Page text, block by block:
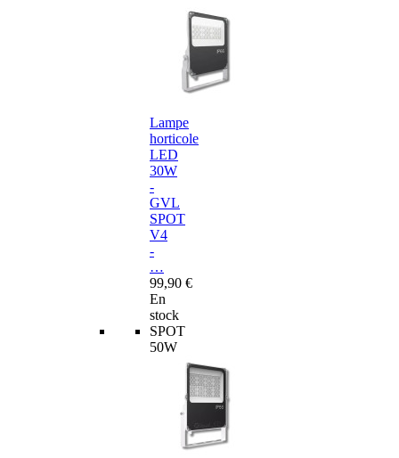
Lampe
horticole
LED
30W
-
GVL
SPOT
V4
-
…
99,90 €
En
stock
SPOT
50W